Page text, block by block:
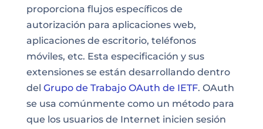
proporciona flujos específicos de
autorización para aplicaciones web,
aplicaciones de escritorio, teléfonos
móviles, etc. Esta especificación y sus
extensiones se están desarrollando dentro
del Grupo de Trabajo OAuth de IETF. OAuth
se usa comúnmente como un método para
que los usuarios de Internet inicien sesión